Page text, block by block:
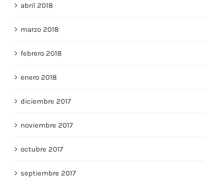
abril 2018
marzo 2018
febrero 2018
enero 2018
diciembre 2017
noviembre 2017
octubre 2017
septiembre 2017